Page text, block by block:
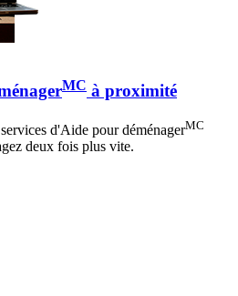
MC à proximité
d'Aide pour déménagerMC
deux fois plus vite.